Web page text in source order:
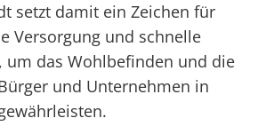
setzt damit ein Zeichen für
Versorgung und schnelle
um das Wohlbefinden und die
und Unternehmen in